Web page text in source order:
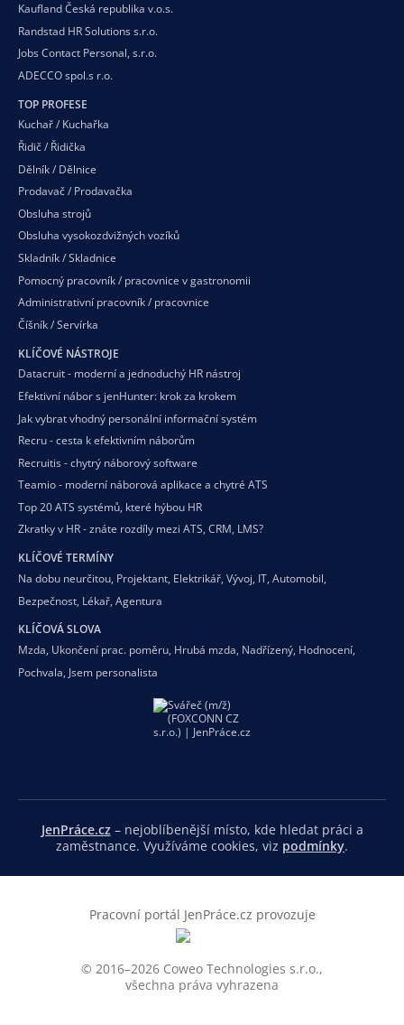
Kaufland Česká republika v.o.s.
Randstad HR Solutions s.r.o.
Jobs Contact Personal, s.r.o.
ADECCO spol.s r.o.
TOP PROFESE
Kuchař / Kuchařka
Řidič / Řidička
Dělník / Dělnice
Prodavač / Prodavačka
Obsluha strojů
Obsluha vysokozdvižných vozíků
Skladník / Skladnice
Pomocný pracovník / pracovnice v gastronomii
Administrativní pracovník / pracovnice
Číšník / Servírka
KLÍČOVÉ NÁSTROJE
Datacruit - moderní a jednoduchý HR nástroj
Efektivní nábor s jenHunter: krok za krokem
Jak vybrat vhodný personální informační systém
Recru - cesta k efektivním náborům
Recruitis - chytrý náborový software
Teamio - moderní náborová aplikace a chytré ATS
Top 20 ATS systémů, které hýbou HR
Zkratky v HR - znáte rozdíly mezi ATS, CRM, LMS?
KLÍČOVÉ TERMÍNY
Na dobu neurčitou, Projektant, Elektrikář, Vývoj, IT, Automobil,
Bezpečnost, Lékař, Agentura
KLÍČOVÁ SLOVA
Mzda, Ukončení prac. poměru, Hrubá mzda, Nadřízený, Hodnocení,
Pochvala, Jsem personalista
JenPráce.cz – nejoblíbenější místo, kde hledat práci a
zaměstnance. Využíváme cookies, viz podmínky.
Pracovní portál JenPráce.cz provozuje
© 2016–2026 Coweo Technologies s.r.o.,
všechna práva vyhrazena